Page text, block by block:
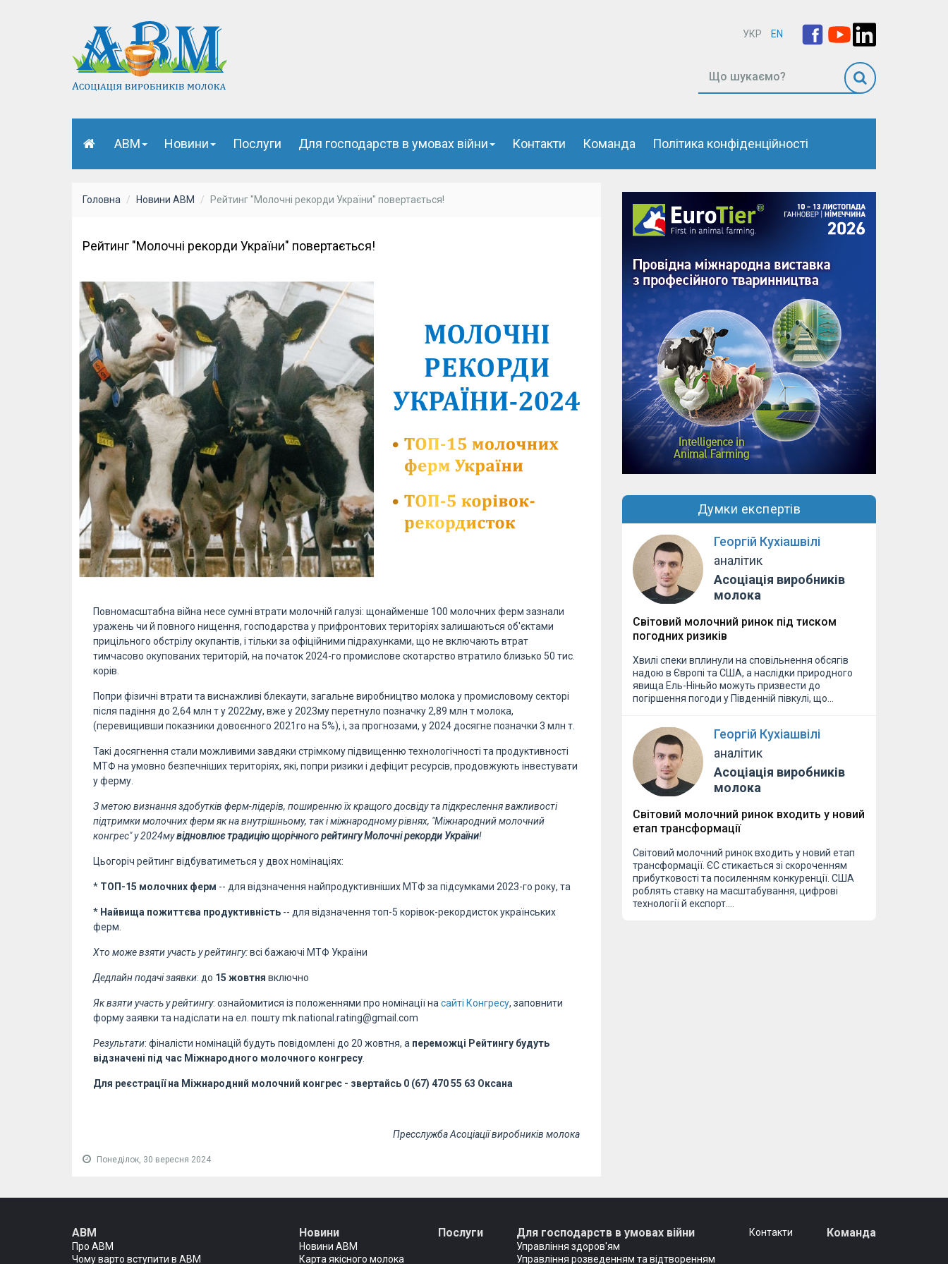
УКР EN
АВМ Новини Послуги Для господарств в умовах війни Контакти Команда Політика конфіденційності
Думки експертів
Георгій Кухіашвілі
аналітик
Асоціація виробників
молока
Світовий молочний ринок під тиском
погодних ризиків
Хвилі спеки вплинули на сповільнення обсягів
надою в Європі та США, а наслідки природного
явища Ель-Ніньйо можуть призвести до
погіршення погоди у Південній півкулі, що…
Георгій Кухіашвілі
аналітик
Асоціація виробників
молока
Світовий молочний ринок входить у новий
етап трансформації
Світовий молочний ринок входить у новий етап
трансформації. ЄС стикається зі скороченням
прибутковості та посиленням конкуренції. США
роблять ставку на масштабування, цифрові
технології й експорт.…
Головна Новини АВМ Рейтинг "Молочні рекорди України" повертається!
Рейтинг "Молочні рекорди України" повертається!
Повномасштабна війна несе сумні втрати молочній галузі: щонайменше 100 молочних ферм зазнали
уражень чи й повного нищення, господарства у прифронтових територіях залишаються об'єктами
прицільного обстрілу окупантів, і тільки за офіційними підрахунками, що не включають втрат
тимчасово окупованих територій, на початок 2024-го промислове скотарство втратило близько 50 тис.
корів.
Попри фізичні втрати та виснажливі блекаути, загальне виробництво молока у промисловому секторі
після падіння до 2,64 млн т у 2022му, вже у 2023му перетнуло позначку 2,89 млн т молока,
(перевищивши показники довоєнного 2021го на 5%), і, за прогнозами, у 2024 досягне позначки 3 млн т.
Такі досягнення стали можливими завдяки стрімкому підвищенню технологічності та продуктивності
МТФ на умовно безпечніших територіях, які, попри ризики і дефіцит ресурсів, продовжують інвестувати
у ферму.
З метою визнання здобутків ферм-лідерів, поширенню їх кращого досвіду та підкреслення важливості
підтримки молочних ферм як на внутрішньому, так і міжнародному рівнях, "Міжнародний молочний
конгрес" у 2024мувідновлює традицію щорічного рейтингу Молочні рекорди України!
Цьогоріч рейтинг відбуватиметься у двох номінаціях:
* ТОП-15 молочних ферм -- для відзначення найпродуктивніших МТФ за підсумками 2023-го року, та
* Найвища пожиттєва продуктивність -- для відзначення топ-5 корівок-рекордисток українських
ферм.
Хто може взяти участь у рейтингу:всі бажаючі МТФ України
Дедлайн подачі заявки: до 15 жовтня включно
Як взяти участь у рейтингу: ознайомитися із положеннями про номінації насайті Конгресу, заповнити
форму заявки та надіслати на ел. пошту mk.national.rating@gmail.com
Результати: фіналісти номінацій будуть повідомлені до 20 жовтня, а переможці Рейтингу будуть
відзначені під час Міжнародного молочного конгресу.
Для реєстрації на Міжнародний молочний конгрес - звертайсь 0 (67) 470 55 63 Оксана
Пресслужба Асоціації виробників молока
Понеділок, 30 вересня 2024
АВМ
Про АВМ
Чому варто вступити в АВМ
Новини
Новини АВМ
Карта якісного молока
Послуги Для господарств в умовах війни
Управління здоров'ям
Управління розведенням та відтворенням
Контакти Команда